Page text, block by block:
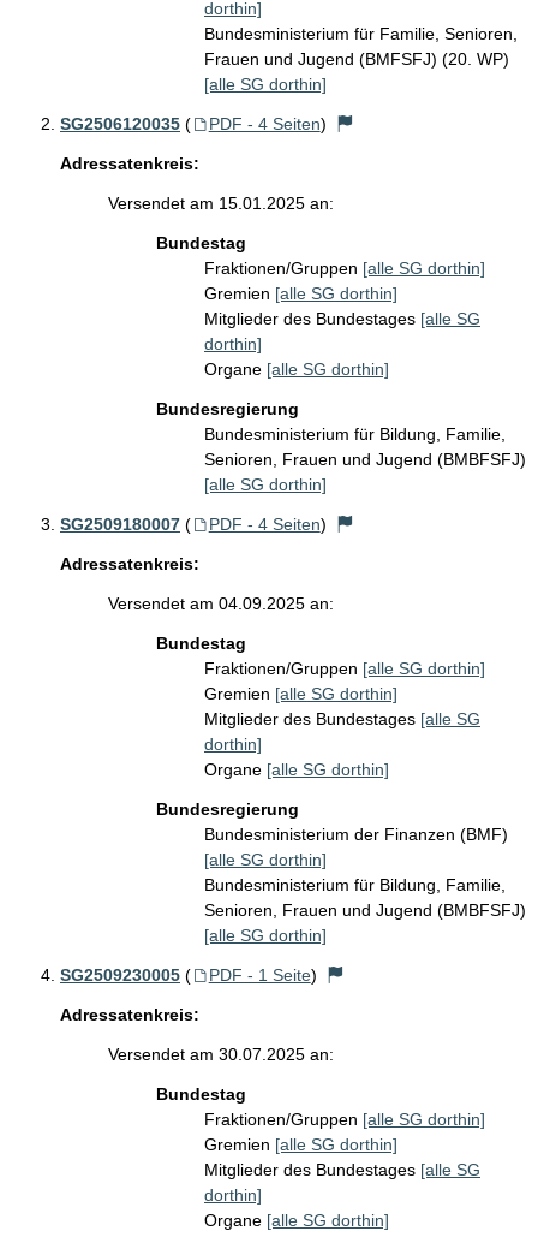
dorthin]
Bundesministerium für Familie, Senioren,
Frauen und Jugend (BMFSFJ) (20. WP)
[alle SG dorthin]
SG2506120035 ( PDF - 4 Seiten)
Adressatenkreis:
Versendet am 15.01.2025 an:
Bundestag
Fraktionen/Gruppen [alle SG dorthin]
Gremien [alle SG dorthin]
Mitglieder des Bundestages [alle SG
dorthin]
Organe [alle SG dorthin]
Bundesregierung
Bundesministerium für Bildung, Familie,
Senioren, Frauen und Jugend (BMBFSFJ)
[alle SG dorthin]
SG2509180007 ( PDF - 4 Seiten)
Adressatenkreis:
Versendet am 04.09.2025 an:
Bundestag
Fraktionen/Gruppen [alle SG dorthin]
Gremien [alle SG dorthin]
Mitglieder des Bundestages [alle SG
dorthin]
Organe [alle SG dorthin]
Bundesregierung
Bundesministerium der Finanzen (BMF)
[alle SG dorthin]
Bundesministerium für Bildung, Familie,
Senioren, Frauen und Jugend (BMBFSFJ)
[alle SG dorthin]
SG2509230005 ( PDF - 1 Seite)
Adressatenkreis:
Versendet am 30.07.2025 an:
Bundestag
Fraktionen/Gruppen [alle SG dorthin]
Gremien [alle SG dorthin]
Mitglieder des Bundestages [alle SG
dorthin]
Organe [alle SG dorthin]